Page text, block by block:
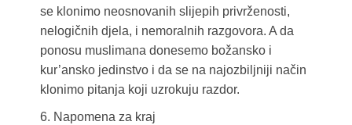
se klonimo neosnovanih slijepih privrženosti,
nelogičnih djela, i nemoralnih razgovora. A da
ponosu muslimana donesemo božansko i
kur’ansko jedinstvo i da se na najozbiljniji način
klonimo pitanja koji uzrokuju razdor.
6. Napomena za kraj